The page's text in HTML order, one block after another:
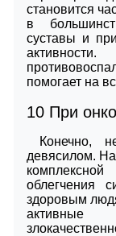
становится
в
суставы и
помогает на
10 При
Конечно,
девясилом.
облегчения
здоровым
активные